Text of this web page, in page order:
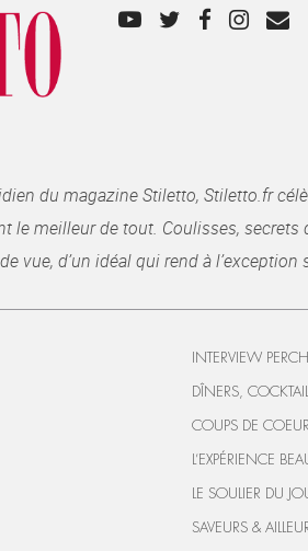
du magazine Stiletto, Stiletto.fr
le meilleur de tout. Coulisses,
vue, d’un idéal qui rend à
INTERVIEW
DÎNERS,
COUPS DE COEUR
L’EXPÉRIENCE
LE SOULIER DU
SAVEURS &